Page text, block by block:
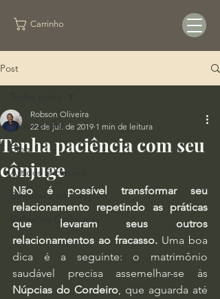
Carrinho
Post
Todos posts
Blog
Artigos Exclusivos
Biblioteca de Citações
Reflexões Cotidianas
Tenha paciência com seu
cônjuge
Robson Oliveira
22 de jul. de 2019 1 min de leitura
Não é possível transformar seu
relacionamento repetindo as práticas
que levaram seus outros
relacionamentos ao fracasso. Uma boa
dica é a seguinte: o matrimônio
Núpcias do Cordeiro, que aguarda até